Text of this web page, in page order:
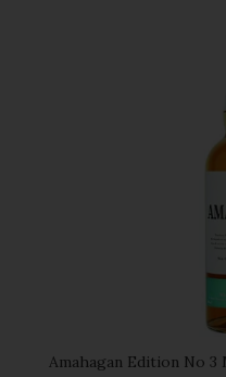
Amahagan Edition No 3